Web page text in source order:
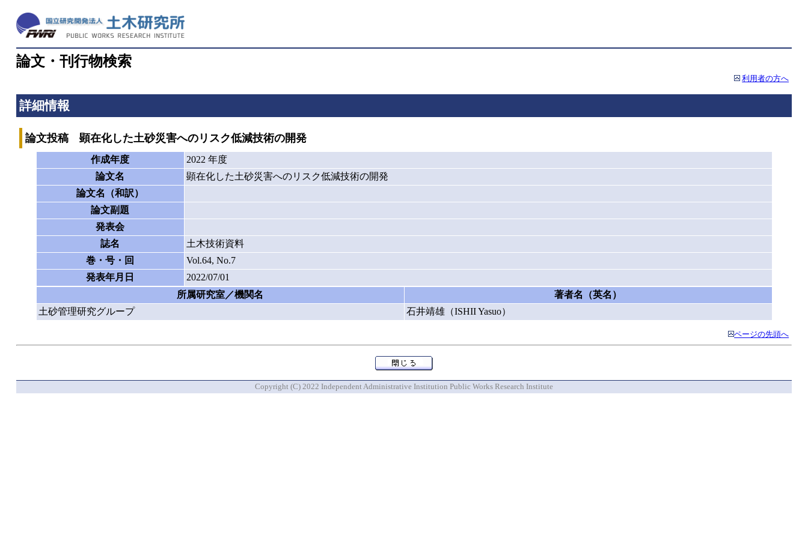
論文・刊行物検索
利用者の方へ
詳細情報
論文投稿 顕在化した土砂災害へのリスク低減技術の開発
作成年度
2022 年度
論文名
顕在化した土砂災害へのリスク低減技術の開発
論文名（和訳）
論文副題
発表会
誌名
土木技術資料
巻・号・回
Vol.64, No.7
発表年月日
2022/07/01
所属研究室／機関名
著者名（英名）
土砂管理研究グループ
石井靖雄（ISHII Yasuo）
ページの先頭へ
Copyright (C) 2022 Independent Administrative Institution Public Works Research Institute